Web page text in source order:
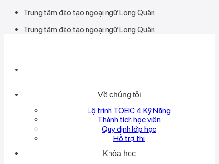
Trung tâm đào tạo ngoại ngữ Long Quân
Trung tâm đào tạo ngoại ngữ Long Quân
Về chúng tôi
Lộ trình TOEIC 4 Kỹ Năng
Thành tích học viên
Quy định lớp học
Hỗ trợ thi
Khóa học